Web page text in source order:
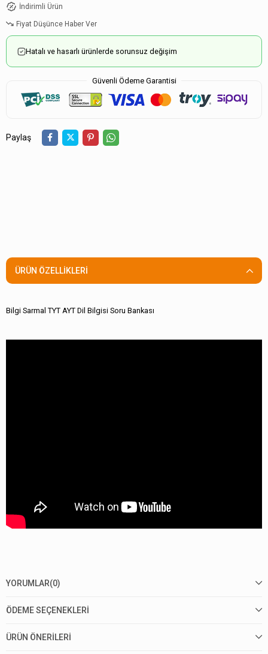
İndirimli Ürün
Fiyat Düşünce Haber Ver
Hatalı ve hasarlı ürünlerde sorunsuz değişim
Güvenli Ödeme Garantisi
Paylaş
ÜRÜN ÖZELLIKLERI
Bilgi Sarmal TYT AYT Dil Bilgisi Soru Bankası
YORUMLAR(0)
ÖDEME SEÇENEKLERI
ÜRÜN ÖNERILERI